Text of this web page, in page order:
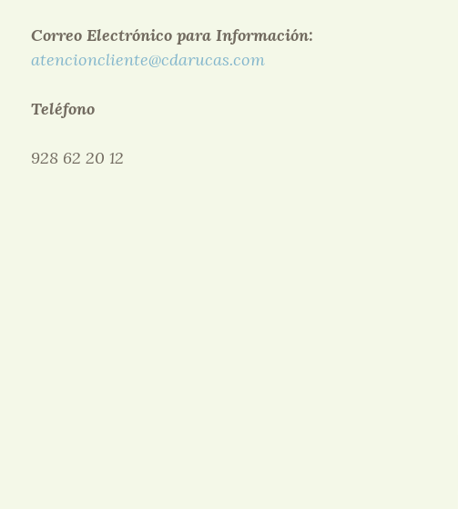
Correo Electrónico para Información:
atencioncliente@cdarucas.com
Teléfono
928 62 20 12